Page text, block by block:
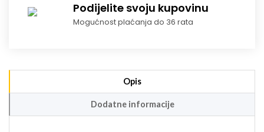
Podijelite svoju kupovinu
Mogućnost plaćanja do 36 rata
Opis
Dodatne informacije